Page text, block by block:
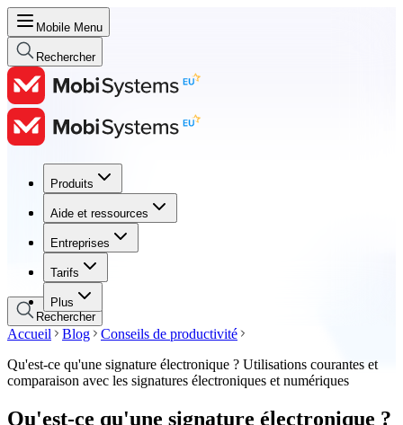
Mobile Menu
Rechercher
Produits
Aide et ressources
Entreprises
Tarifs
Plus
Produits
Aide et ressources
Entreprises
Tarifs
Rechercher
Accueil Blog
Conseils de productivité
Qu'est-ce qu'une signature électronique ? Utilisations courantes et
comparaison avec les signatures électroniques et numériques
Qu'est-ce qu'une signature électronique ?